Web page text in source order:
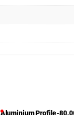
Aluminium Profile-